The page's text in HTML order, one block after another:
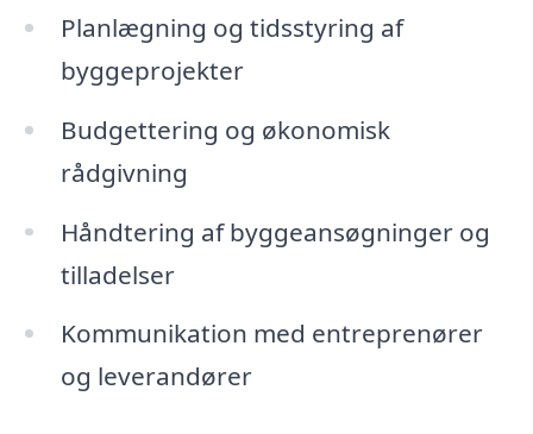
Planlægning og tidsstyring af
byggeprojekter
Budgettering og økonomisk
rådgivning
Håndtering af byggeansøgninger og
tilladelser
Kommunikation med entreprenører
og leverandører